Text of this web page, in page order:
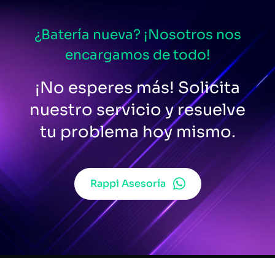
¿Batería nueva? ¡Nosotros nos
encargamos de todo!
¡No esperes más! Solicita
nuestro servicio y resuelve
tu problema hoy mismo.
Rappi Asesoría